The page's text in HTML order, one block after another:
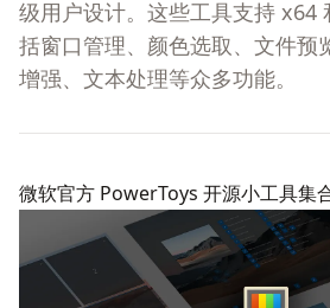
级用户设计。这些工具支持 x64
括窗口管理、颜色选取、文件预
增强、文本处理等众多功能。
微软官方 PowerToys 开源小工具集